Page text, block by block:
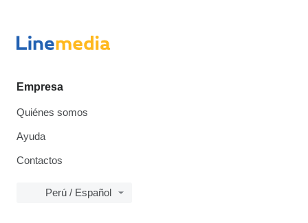
Empresa
Quiénes somos
Ayuda
Contactos
Perú / Español